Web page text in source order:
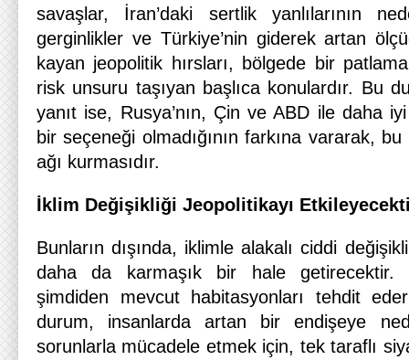
savaşlar, İran’daki sertlik yanlılarının
gerginlikler ve Türkiye’nin giderek artan
kayan jeopolitik hırsları, bölgede bir
risk unsuru taşıyan başlıca konulardır. Bu
yanıt ise, Rusya’nın, Çin ve ABD ile daha
bir seçeneği olmadığının farkına vararak,
ağı kurmasıdır.
İklim Değişikliği Jeopolitikayı
Bunların dışında, iklimle alakalı ciddi
daha da karmaşık bir hale getirecektir.
şimdiden mevcut habitasyonları tehdit
durum, insanlarda artan bir endişeye
sorunlarla mücadele etmek için, tek taraflı